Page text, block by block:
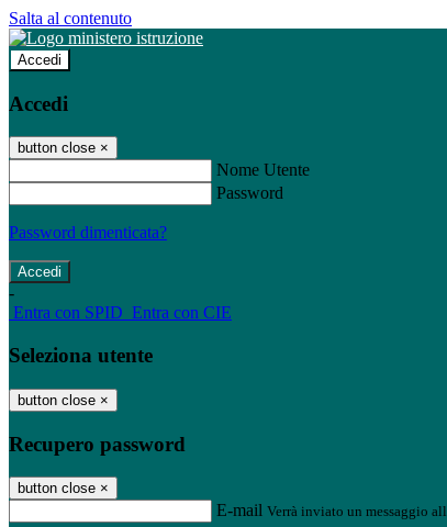
Salta al contenuto
Accedi
Accedi
button close ×
Nome Utente
Password
Password dimenticata?
-
Entra con SPID Entra con CIE
Seleziona utente
button close ×
Recupero password
button close ×
E-mail Verrà inviato un messaggio